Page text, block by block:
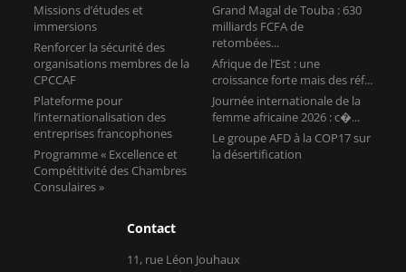
Missions d’études et
immersions
Renforcer la sécurité des
organisations membres de la
CPCCAF
Plateforme pour
l’internationalisation des
entreprises francophones
Programme « Excellence et
Compétitivité des Chambres
Consulaires »
Grand Magal de Touba : 630
milliards FCFA de
retombées...
Afrique de l’Est : une
croissance forte mais des réf...
Journée internationale de la
femme africaine 2026 : c�...
Le groupe AFD à la COP17 sur
la désertification
Contact
11, rue Léon Jouhaux